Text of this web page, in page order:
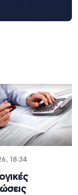
18:34